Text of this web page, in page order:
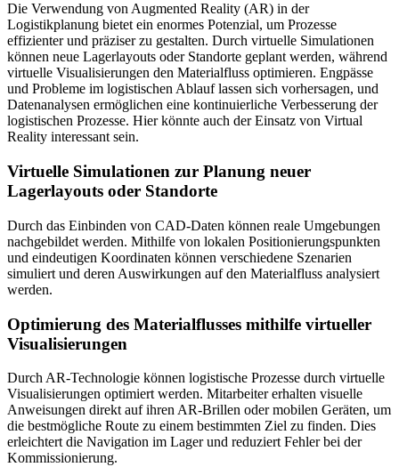
Die Verwendung von Augmented Reality (AR) in der
Logistikplanung bietet ein enormes Potenzial, um Prozesse
effizienter und präziser zu gestalten. Durch virtuelle Simulationen
können neue Lagerlayouts oder Standorte geplant werden, während
virtuelle Visualisierungen den Materialfluss optimieren. Engpässe
und Probleme im logistischen Ablauf lassen sich vorhersagen, und
Datenanalysen ermöglichen eine kontinuierliche Verbesserung der
logistischen Prozesse. Hier könnte auch der Einsatz von Virtual
Reality interessant sein.
Virtuelle Simulationen zur Planung neuer
Lagerlayouts oder Standorte
Durch das Einbinden von CAD-Daten können reale Umgebungen
nachgebildet werden. Mithilfe von lokalen Positionierungspunkten
und eindeutigen Koordinaten können verschiedene Szenarien
simuliert und deren Auswirkungen auf den Materialfluss analysiert
werden.
Optimierung des Materialflusses mithilfe virtueller
Visualisierungen
Durch AR-Technologie können logistische Prozesse durch virtuelle
Visualisierungen optimiert werden. Mitarbeiter erhalten visuelle
Anweisungen direkt auf ihren AR-Brillen oder mobilen Geräten, um
die bestmögliche Route zu einem bestimmten Ziel zu finden. Dies
erleichtert die Navigation im Lager und reduziert Fehler bei der
Kommissionierung.